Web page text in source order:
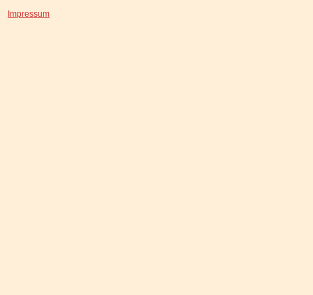
Impressum